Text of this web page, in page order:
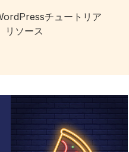
チュートリア
リソース